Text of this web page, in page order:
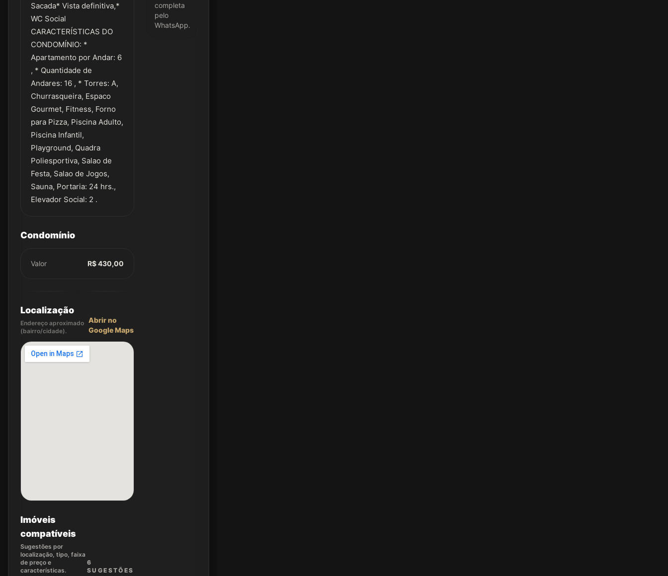
Sacada* Vista definitiva,*
WC Social
CARACTERÍSTICAS DO
CONDOMÍNIO: *
Apartamento por Andar: 6
, * Quantidade de
Andares: 16 , * Torres: A,
Churrasqueira, Espaco
Gourmet, Fitness, Forno
para Pizza, Piscina Adulto,
Piscina Infantil,
Playground, Quadra
Poliesportiva, Salao de
Festa, Salao de Jogos,
Sauna, Portaria: 24 hrs.,
Elevador Social: 2 .
Condomínio
Valor R$ 430,00
Localização
Endereço aproximado
(bairro/cidade).
Abrir no
Google Maps
Imóveis
compatíveis
Sugestões por
localização, tipo, faixa
de preço e
características.
6
SUGESTÕES
completa
pelo
WhatsApp.